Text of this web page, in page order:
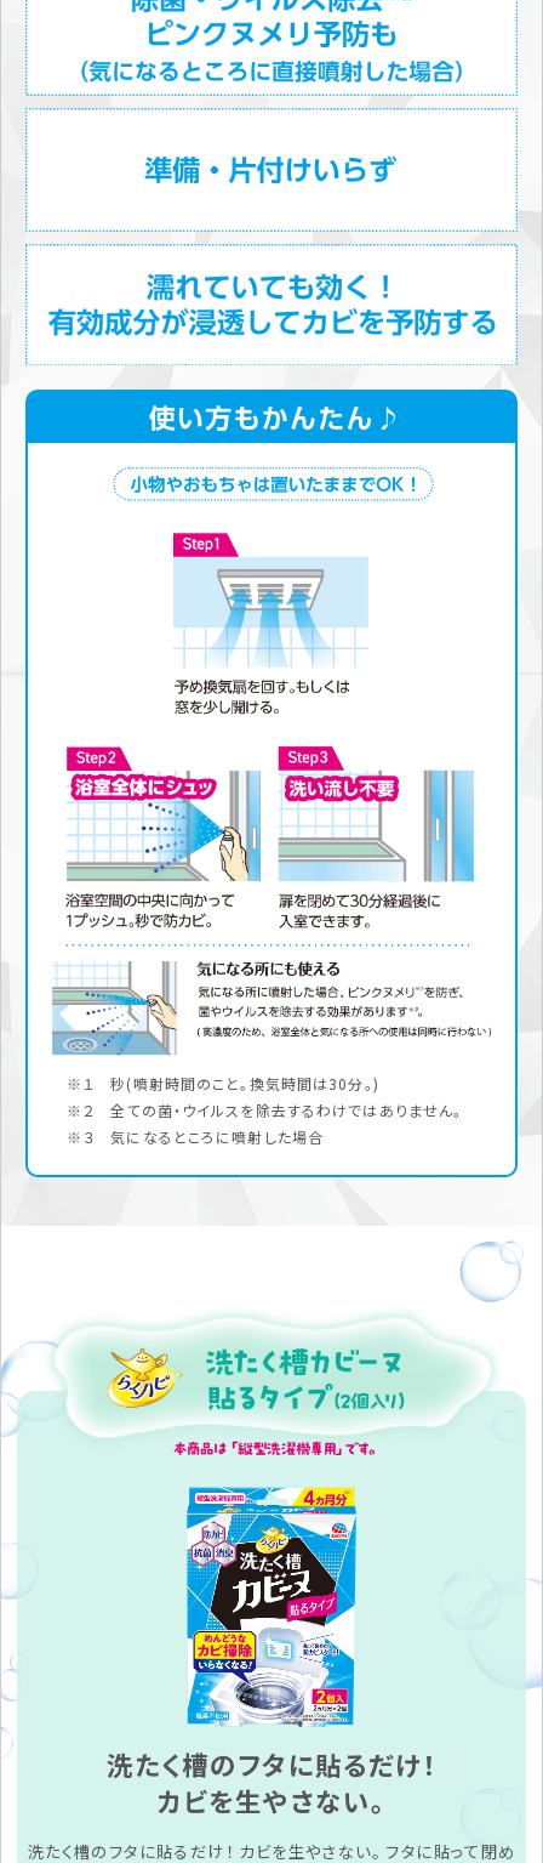
※１ 秒(噴射時間のこと。換気時間は30分。)
※２ 全ての菌・ウイルスを除去するわけではありません。
※３ 気になるところに噴射した場合
洗たく槽のフタに貼るだけ！
カビを生やさない。
洗たく槽のフタに貼るだけ！ カビを生やさない。 フタに貼って閉め